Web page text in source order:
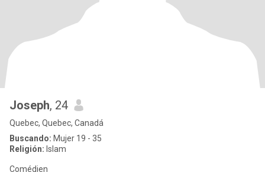
Joseph, 24
Quebec, Quebec, Canadá
Buscando: Mujer 19 - 35
Religión: Islam
Comédien